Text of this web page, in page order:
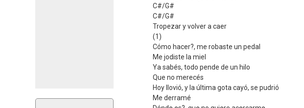
C#/G#
C#/G#
Tropezar y volver a caer
(1)
Cómo hacer?, me robaste un pedal
Me jodiste la miel
Ya sabés, todo pende de un hilo
Que no merecés
Hoy llovió, y la última gota cayó, se pudrió
Me derramé